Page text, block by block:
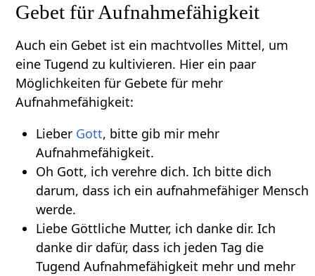
Gebet für Aufnahmefähigkeit
Auch ein Gebet ist ein machtvolles Mittel, um
eine Tugend zu kultivieren. Hier ein paar
Möglichkeiten für Gebete für mehr
Aufnahmefähigkeit:
Lieber Gott, bitte gib mir mehr
Aufnahmefähigkeit.
Oh Gott, ich verehre dich. Ich bitte dich
darum, dass ich ein aufnahmefähiger Mensch
werde.
Liebe Göttliche Mutter, ich danke dir. Ich
danke dir dafür, dass ich jeden Tag die
Tugend Aufnahmefähigkeit mehr und mehr